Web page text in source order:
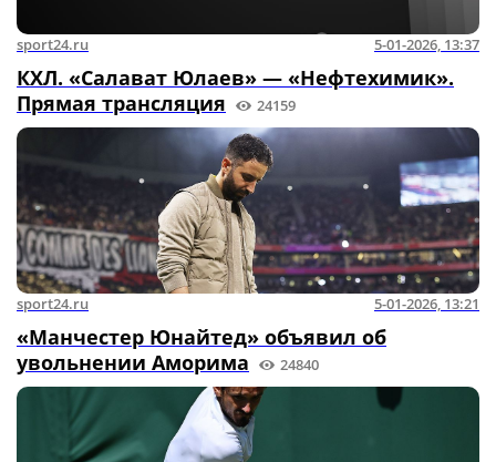
sport24.ru 5-01-2026, 13:37
КХЛ. «Салават Юлаев» — «Нефтехимик».
Прямая трансляция
24159
sport24.ru 5-01-2026, 13:21
«Манчестер Юнайтед» объявил об
увольнении Аморима
24840